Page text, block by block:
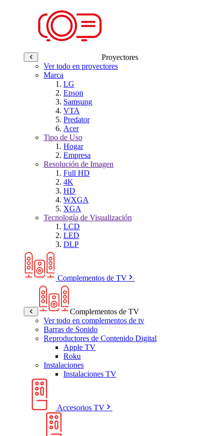
Proyectores
Ver todo en proyectores
Marca
LG
Epson
Samsung
VTA
Predator
Acer
Tipo de Uso
Hogar
Empresa
Resolución de Imagen
Full HD
4K
HD
WXGA
XGA
Tecnología de Visualización
LCD
LED
DLP
Complementos de TV
Complementos de TV
Ver todo en complementos de tv
Barras de Sonido
Reproductores de Contenido Digital
Apple TV
Roku
Instalaciones
Instalaciones TV
Accesorios TV